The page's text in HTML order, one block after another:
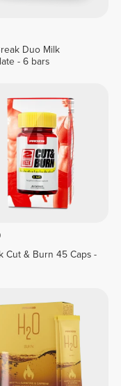
Duo Milk
- 6 bars
Cut & Burn 45 Caps -